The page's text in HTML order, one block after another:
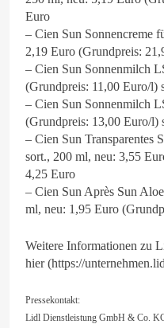
Euro
– Cien Sun Sonnencreme
2,19 Euro (Grundpreis:
– Cien Sun Sonnenmilch
(Grundpreis: 11,00 Euro/l)
– Cien Sun Sonnenmilch
(Grundpreis: 13,00 Euro/l)
– Cien Sun Transparentes
sort., 200 ml, neu: 3,55
4,25 Euro
– Cien Sun Après Sun
ml, neu: 1,95 Euro
Weitere Informationen zu
hier (https://
Pressekontakt:
Lidl Dienstleistung GmbH & Co.